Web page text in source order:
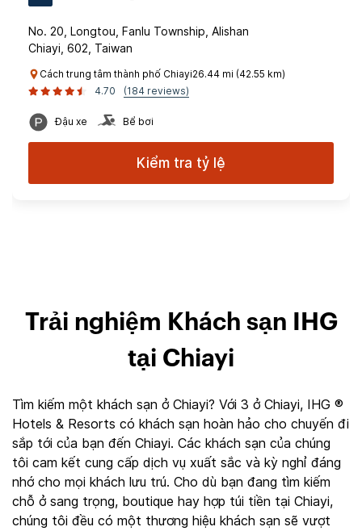
No. 20, Longtou, Fanlu Township, Alishan
Chiayi, 602, Taiwan
Cách trung tâm thành phố Chiayi26.44 mi (42.55 km)
4.70
(184 reviews)
Đậu xe Bể bơi
Kiểm tra tỷ lệ
Trải nghiệm Khách sạn IHG
tại Chiayi
Tìm kiếm một khách sạn ở Chiayi? Với 3 ở Chiayi, IHG ®
Hotels & Resorts có khách sạn hoàn hảo cho chuyến đi
sắp tới của bạn đến Chiayi. Các khách sạn của chúng
tôi cam kết cung cấp dịch vụ xuất sắc và kỳ nghỉ đáng
nhớ cho mọi khách lưu trú. Cho dù bạn đang tìm kiếm
chỗ ở sang trọng, boutique hay hợp túi tiền tại Chiayi,
chúng tôi đều có một thương hiệu khách sạn sẽ vượt